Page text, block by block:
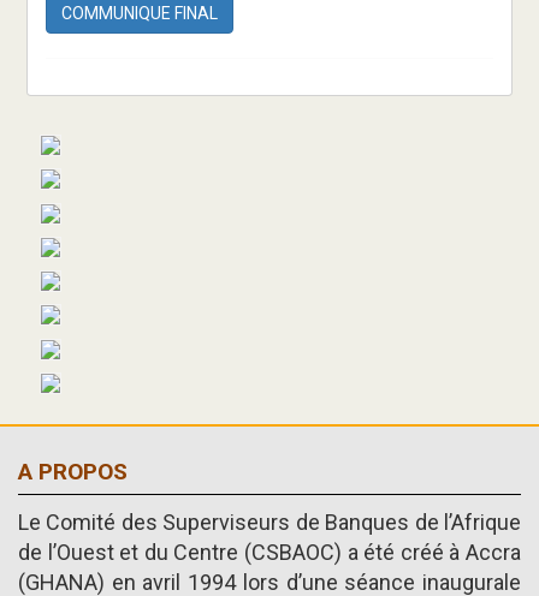
COMMUNIQUE FINAL
A PROPOS
Le Comité des Superviseurs de Banques de l’Afrique
de l’Ouest et du Centre (CSBAOC) a été créé à Accra
(GHANA) en avril 1994 lors d’une séance inaugurale